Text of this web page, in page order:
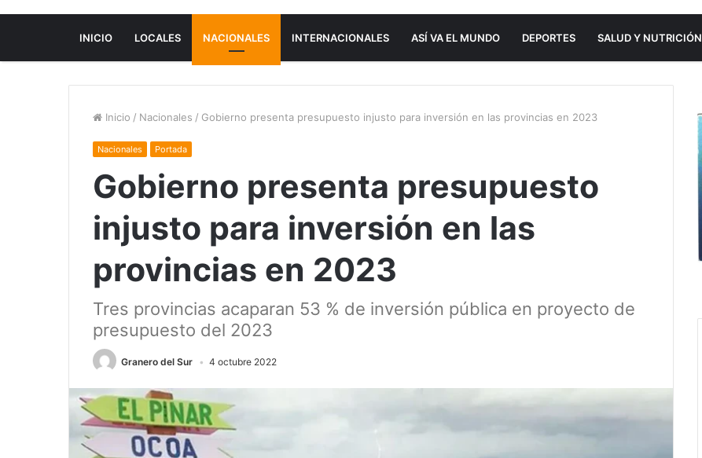
INICIO LOCALES NACIONALES INTERNACIONALES ASÍ VA EL MUNDO DEPORTES SALUD Y NUTRICIÓN
Inicio / Nacionales / Gobierno presenta presupuesto injusto para inversión en las provincias en 2023
Nacionales Portada
Gobierno presenta presupuesto
injusto para inversión en las
provincias en 2023
Tres provincias acaparan 53 % de inversión pública en proyecto de
presupuesto del 2023
Granero del Sur 4 octubre 2022